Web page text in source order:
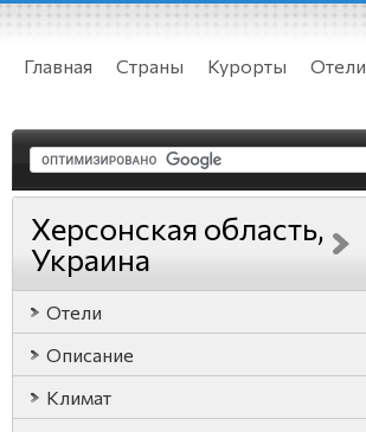
Главная Страны Курорты Отели
Херсонская область,
Украина
Отели
Описание
Климат